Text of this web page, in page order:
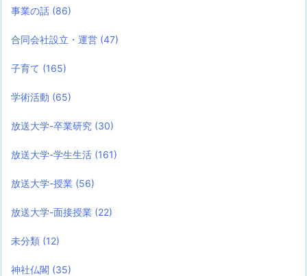
事業の話 (86)
合同会社設立・運営 (47)
子育て (165)
学術活動 (65)
放送大学-卒業研究 (30)
放送大学-学生生活 (161)
放送大学-授業 (56)
放送大学-面接授業 (22)
未分類 (12)
神社仏閣 (35)